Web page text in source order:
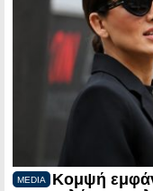
MEDIA
Κομψή